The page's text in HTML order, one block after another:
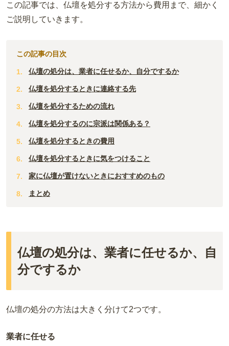
この記事では、仏壇を処分する方法から費用まで、細かく
ご説明していきます。
この記事の目次
仏壇の処分は、業者に任せるか、自分でするか
仏壇を処分するときに連絡する先
仏壇を処分するための流れ
仏壇を処分するのに宗派は関係ある？
仏壇を処分するときの費用
仏壇を処分するときに気をつけること
家に仏壇が置けないときにおすすめのもの
まとめ
仏壇の処分は、業者に任せるか、自
分でするか
仏壇の処分の方法は大きく分けて2つです。
業者に任せる